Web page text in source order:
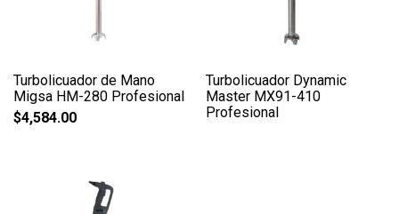
Turbolicuador de Mano
Migsa HM-280 Profesional
$4,584.00
Turbolicuador Dynamic
Master MX91-410
Profesional